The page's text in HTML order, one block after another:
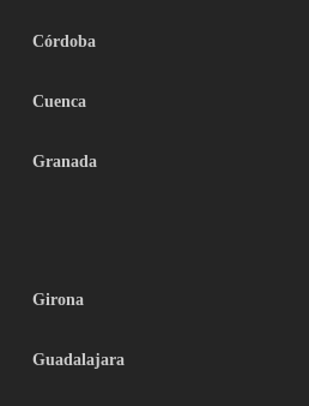
Córdoba
Cuenca
Granada
Girona
Guadalajara